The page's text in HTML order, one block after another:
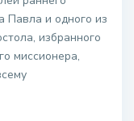
и одного из
избранного
миссионера,